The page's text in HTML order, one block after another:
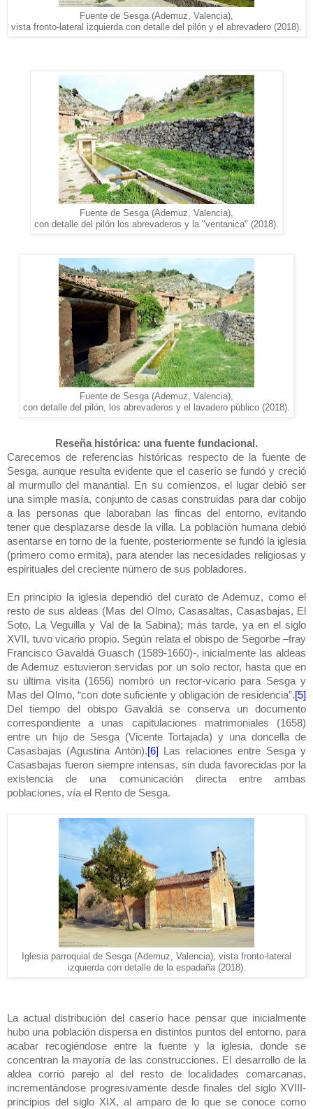
Fuente de Sesga (Ademuz, Valencia),
vista fronto-lateral izquierda con detalle del pilón y el abrevadero (2018).
Fuente de Sesga (Ademuz, Valencia),
con detalle del pilón los abrevaderos y la "ventanica" (2018).
Fuente de Sesga (Ademuz, Valencia),
con detalle del pilón, los abrevaderos y el lavadero público (2018).
Reseña histórica: una fuente fundacional.
Carecemos de referencias históricas respecto de la fuente de
Sesga, aunque resulta evidente que el caserío se fundó y creció
al murmullo del manantial. En su comienzos, el lugar debió ser
una simple masía, conjunto de casas construidas para dar cobijo
a las personas que laboraban las fincas del entorno, evitando
tener que desplazarse desde la villa. La población humana debió
asentarse en torno de la fuente, posteriormente se fundó la iglesia
(primero como ermita), para atender las necesidades religiosas y
espirituales del creciente número de sus pobladores.
En principio la iglesia dependió del curato de Ademuz, como el
resto de sus aldeas (Mas del Olmo, Casasaltas, Casasbajas, El
Soto, La Veguilla y Val de la Sabina); más tarde, ya en el siglo
XVII, tuvo vicario propio. Según relata el obispo de Segorbe –fray
Francisco Gavaldá Guasch (1589-1660)-, inicialmente las aldeas
de Ademuz estuvieron servidas por un solo rector, hasta que en
su última visita (1656) nombró un rector-vicario para Sesga y
Mas del Olmo, “con dote suficiente y obligación de residencia”.[5]
Del tiempo del obispo Gavaldá se conserva un documento
correspondiente a unas capitulaciones matrimoniales (1658)
entre un hijo de Sesga (Vicente Tortajada) y una doncella de
Casasbajas (Agustina Antón).[6]
Las relaciones entre Sesga y
Casasbajas fueron siempre intensas, sin duda favorecidas por la
existencia de una comunicación directa entre ambas
poblaciones, vía el Rento de Sesga.
Iglesia parroquial de Sesga (Ademuz, Valencia), vista fronto-lateral
izquierda con detalle de la espadaña (2018).
La actual distribución del caserío hace pensar que inicialmente
hubo una población dispersa en distintos puntos del entorno, para
acabar recogiéndose entre la fuente y la iglesia, donde se
concentran la mayoría de las construcciones. El desarrollo de la
aldea corrió parejo al del resto de localidades comarcanas,
incrementándose progresivamente desde finales del siglo XVIII-
principios del siglo XIX, al amparo de lo que se conoce como